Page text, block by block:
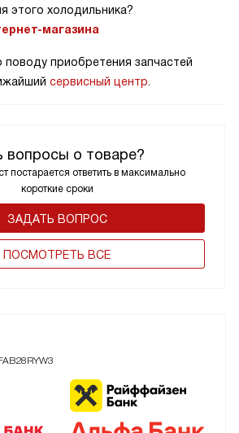
вопросы о товаре?
постарается ответить в максимально
короткие сроки
ЗАДАТЬ ВОПРОС
ПОCМОТРЕТЬ ВСЕ
этого холодильника?
магазина
поводу приобретения запчастей
сервисный центр